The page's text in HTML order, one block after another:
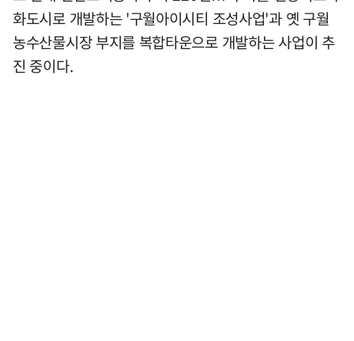
화도시로 개발하는 '구월아이시티 조성사업'과 옛 구월
농수산물시장 부지를 복합타운으로 개발하는 사업이 추
진 중이다.